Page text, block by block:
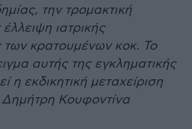
την τρομακτική
ιατρικής
κρατουμένων κοκ. Το
αυτής της εγκληματικής
η εκδικητική μεταχείριση
Κουφοντίνα